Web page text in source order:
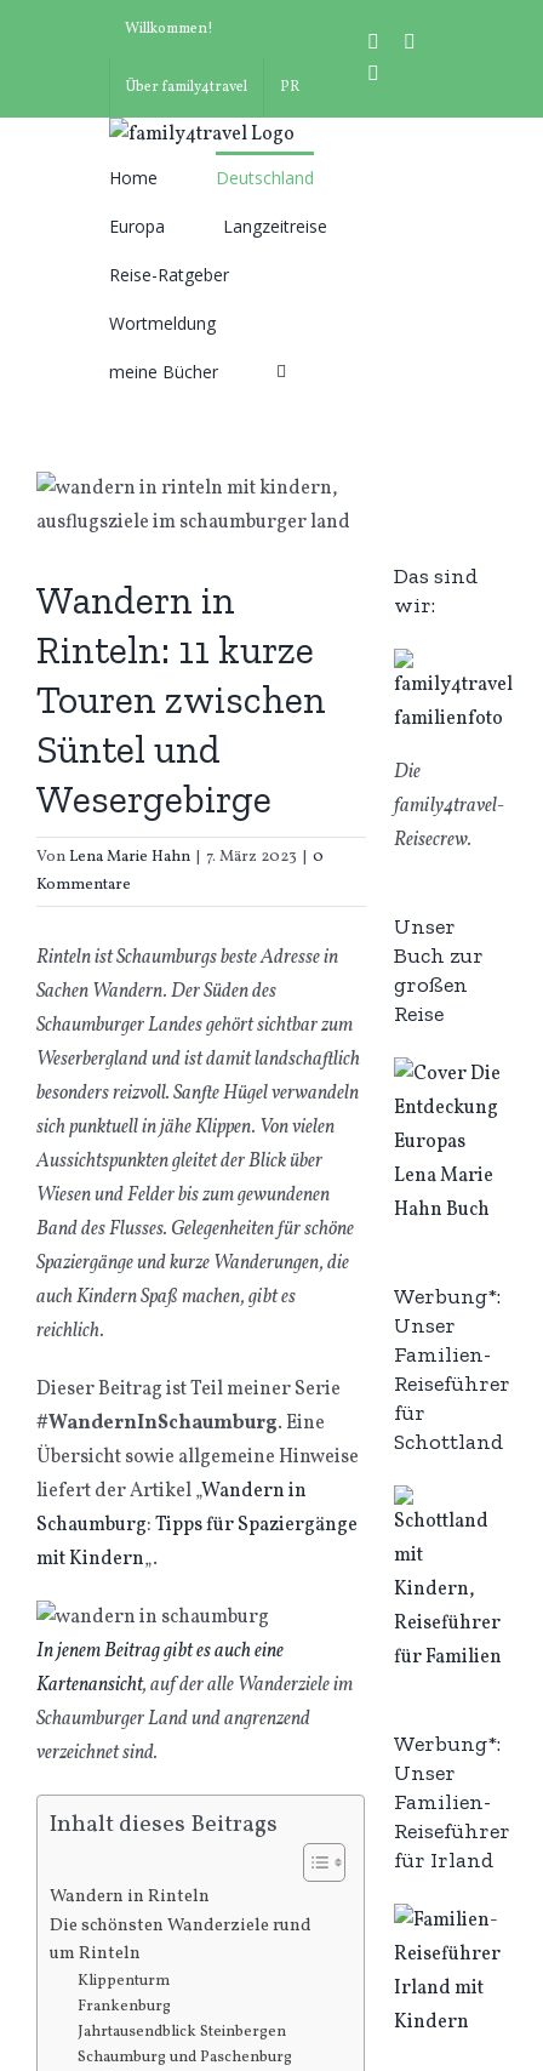
Willkommen!
Über family4travel PR
instagram
nach:
Home Deutschland
Europa Langzeitreise
Reise-Ratgeber
Wortmeldung
meine Bücher
Wandern in
Rinteln: 11 kurze
Touren zwischen
Süntel und
Wesergebirge
VonLena Marie Hahn | 7. März 2023 | 0
Kommentare
Rinteln ist Schaumburgs beste Adresse in
Sachen Wandern. Der Süden des
Schaumburger Landes gehört sichtbar zum
Weserbergland und ist damit landschaftlich
besonders reizvoll. Sanfte Hügel verwandeln
sich punktuell in jähe Klippen. Von vielen
Aussichtspunkten gleitet der Blick über
Wiesen und Felder bis zum gewundenen
Band des Flusses. Gelegenheiten für schöne
Spaziergänge und kurze Wanderungen, die
auch Kindern Spaß machen, gibt es
reichlich.
Dieser Beitrag ist Teil meiner Serie
#WandernInSchaumburg. Eine
Übersicht sowie allgemeine Hinweise
liefert der Artikel „Wandern in
Schaumburg: Tipps für Spaziergänge
mit Kindern„.
In jenem Beitrag gibt es auch eine
Kartenansicht, auf der alle Wanderziele im
Schaumburger Land und angrenzend
verzeichnet sind.
Inhalt dieses Beitrags
Wandern in Rinteln
Die schönsten Wanderziele rund
um Rinteln
Klippenturm
Frankenburg
Jahrtausendblick Steinbergen
Schaumburg und Paschenburg
Das sind
wir:
Die
family4travel-
Reisecrew.
Unser
Buch zur
großen
Reise
Werbung*:
Unser
Familien-
Reiseführer
für
Schottland
Werbung*:
Unser
Familien-
Reiseführer
für Irland